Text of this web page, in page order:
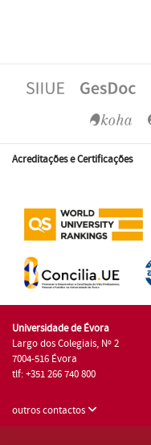
Acreditações e Certificações
Universidade de Évora
Largo dos Colegiais, Nº 2
7004-516 Évora
tlf: +351 266 740 800
outros contactos